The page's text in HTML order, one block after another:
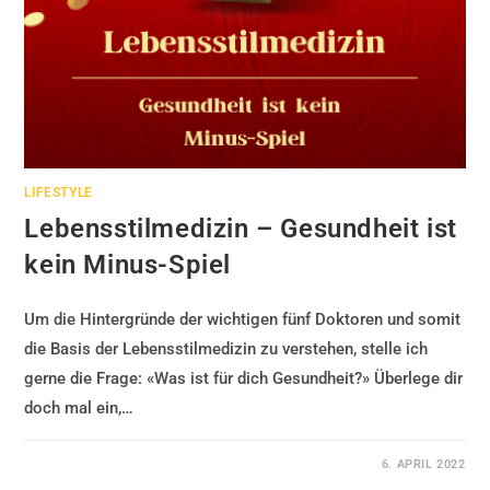
LIFESTYLE
Lebensstilmedizin – Gesundheit ist
kein Minus-Spiel
Um die Hintergründe der wichtigen fünf Doktoren und somit
die Basis der Lebensstilmedizin zu verstehen, stelle ich
gerne die Frage: «Was ist für dich Gesundheit?» Überlege dir
doch mal ein,…
6. APRIL 2022